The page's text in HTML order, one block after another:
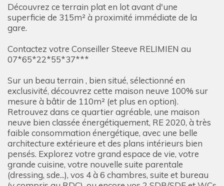
Découvrez ce terrain plat en lot avant d'une
superficie de 315m² à proximité immédiate de la
gare.
Contactez votre Conseiller Steeve RELIMIEN au
07*65*22*55*37***
Sur un beau terrain , bien situé, sélectionné en
exclusivité, découvrez cette maison neuve 100% sur
mesure à bâtir de 110m² (et plus en option).
Retrouvez dans ce quartier agréable, une maison
neuve bien classée énergétiquement, RE 2020, à très
faible consommation énergétique, avec une belle
architecture extérieure et des plans intérieurs bien
pensés. Explorez votre grand espace de vie, votre
grande cuisine, votre nouvelle suite parentale
(dressing, sde...), vos 4 à 6 chambres, suite et bureau